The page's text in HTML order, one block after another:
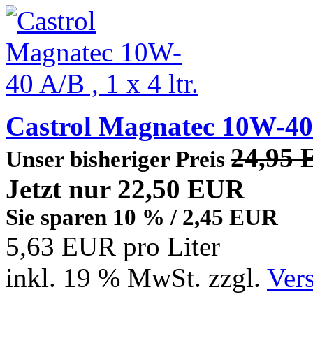
Castrol Magnatec 10W-
Unser bisheriger Preis 24,95
Jetzt nur 22,50 EUR
Sie sparen 10 % / 2,45 EUR
5,63 EUR pro Liter
inkl. 19 % MwSt. zzgl.